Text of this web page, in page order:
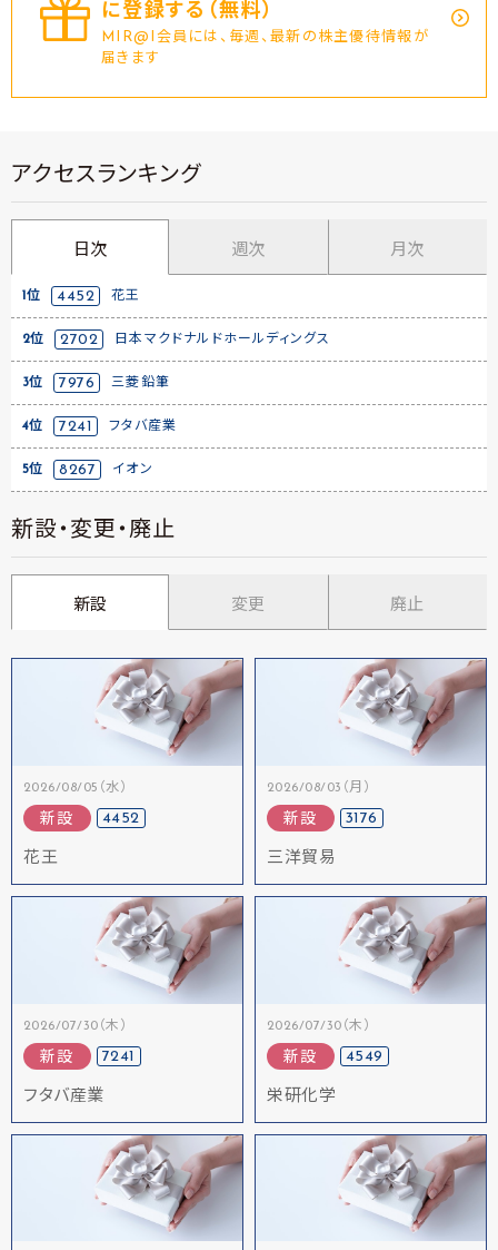
に登録する（無料）
MIR@I会員には、毎週、最新の株主優待情報が
届きます
アクセスランキング
日次 週次 月次
1位 4452 花王
2位 2702 日本マクドナルドホールディングス
3位 7976 三菱鉛筆
4位 7241 フタバ産業
5位 8267 イオン
新設・変更・廃止
新設 変更 廃止
2026/08/05（水）
新設 4452
花王
2026/08/03（月）
新設 3176
三洋貿易
2026/07/30（木）
新設 7241
フタバ産業
2026/07/30（木）
新設 4549
栄研化学